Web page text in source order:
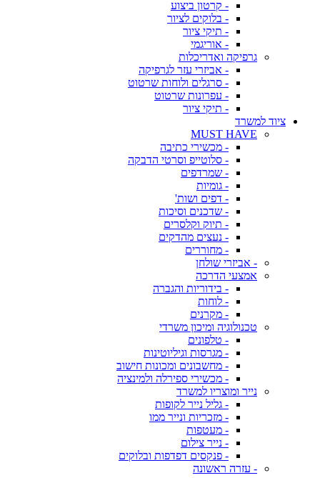
- קרטון ביצוע
- בלוקים לציור
- תיקי ציור
- אוריגמי
גרפיקה ואדריכלות
- אביזרי עזר לגרפיקה
- סרגלים ולוחות שרטוט
- עפרונות שרטוט
- תיקי ציור
ציוד למשרד
MUST HAVE
- מכשירי כתיבה
- סלוטייפ וסרטי הדבקה
- שמרדפים
- גומיות
- דפים ושות'
- שדכנים וסיכות
- תיוק וקלסרים
- נעצים מהדקים
- מחוררים
- אביזרי שולחן
אמצעי הדרכה
- בידוריות והגברה
- לוחות
- מקרנים
טכנולוגיה ומיכון משרדי
- טלפונים
- מגרסות וגיליוטינות
- מחשבונים ומכונות חישוב
- מכשירי ספירלה ולמינציה
נייר ומוצריו למשרד
- גליל נייר לקופות
- מזכריות ונייר ממו
- מעטפות
- נייר צילום
- פנקסים דפדפות ובלוקים
- עזרה ראשונה